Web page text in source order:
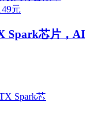
Spark芯片，AI